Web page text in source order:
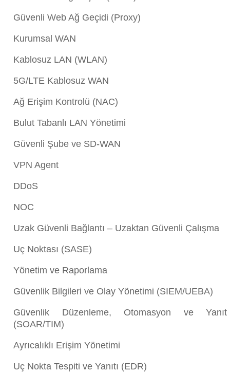
Güvenli Web Ağ Geçidi (Proxy)
Kurumsal WAN
Kablosuz LAN (WLAN)
5G/LTE Kablosuz WAN
Ağ Erişim Kontrolü (NAC)
Bulut Tabanlı LAN Yönetimi
Güvenli Şube ve SD-WAN
VPN Agent
DDoS
NOC
Uzak Güvenli Bağlantı – Uzaktan Güvenli Çalışma
Uç Noktası (SASE)
Yönetim ve Raporlama
Güvenlik Bilgileri ve Olay Yönetimi (SIEM/UEBA)
Güvenlik Düzenleme, Otomasyon ve Yanıt
(SOAR/TIM)
Ayrıcalıklı Erişim Yönetimi
Uç Nokta Tespiti ve Yanıtı (EDR)